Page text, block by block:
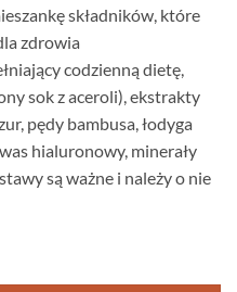
składników, które
zdrowia
codzienną dietę,
sok z aceroli), ekstrakty
pędy bambusa, łodyga
hialuronowy, minerały
są ważne i należy o nie